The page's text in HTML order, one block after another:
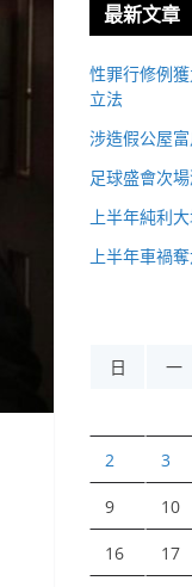
最新文章
性罪行修例
立法
涉造假公屋
足球盛會次
上半年純利
上半年車禍
日
一
2 3
9 10
16 17